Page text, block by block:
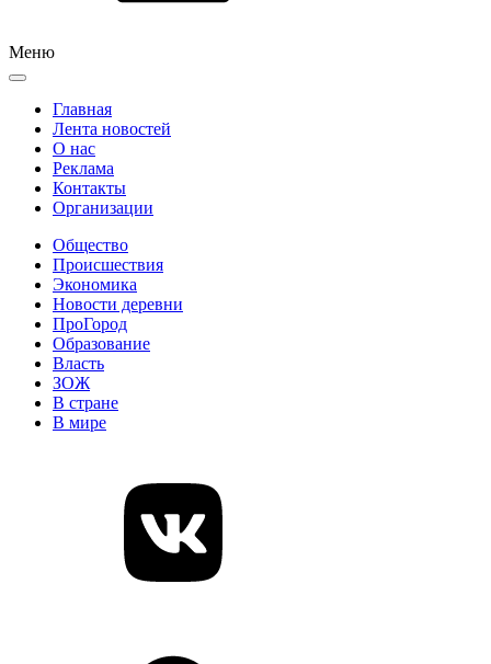
Меню
Главная
Лента новостей
О нас
Реклама
Контакты
Организации
Общество
Происшествия
Экономика
Новости деревни
ПроГород
Образование
Власть
ЗОЖ
В стране
В мире